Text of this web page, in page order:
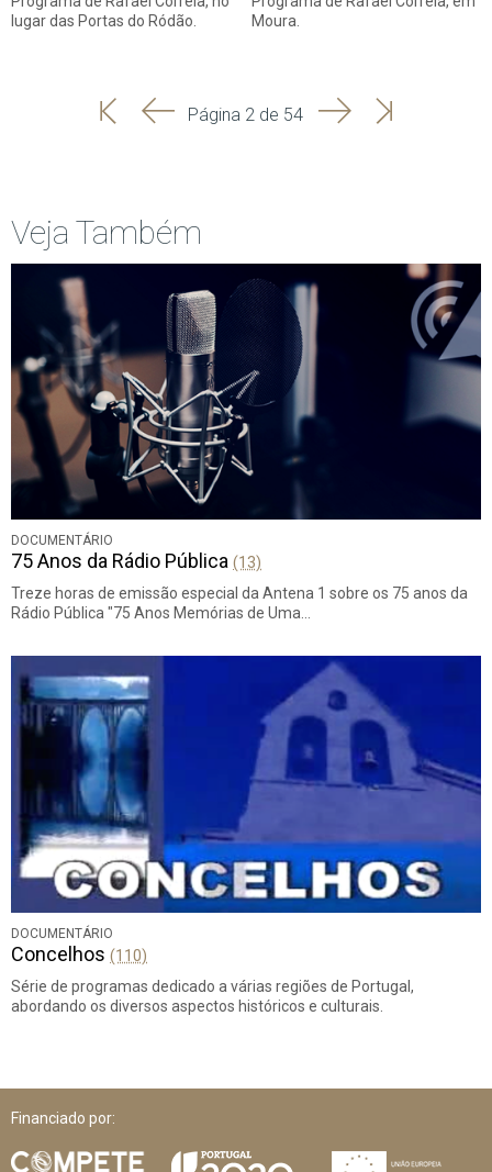
lugar das Portas do Ródão.
Moura.
'
'
Página 2 de 54 SeguinteÚltima
Veja Também
DOCUMENTÁRIO
75 Anos da Rádio Pública (13)
Treze horas de emissão especial da Antena 1 sobre os 75 anos da
Rádio Pública "75 Anos Memórias de Uma…
DOCUMENTÁRIO
Concelhos (110)
Série de programas dedicado a várias regiões de Portugal,
abordando os diversos aspectos históricos e culturais.
Financiado por: